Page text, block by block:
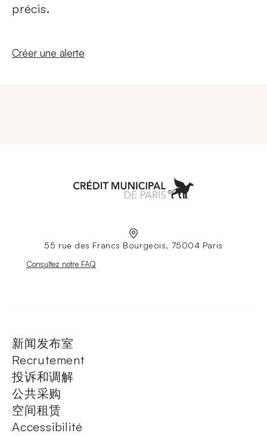
précis.
Nouvelle fenêtre
Créer une alerte
55 rue des Francs Bourgeois, 75004 Paris
Nouvelle fenêtre
Consultez notre FAQ
新闻发布室
Recrutement
投诉和调解
公共采购
空间租赁
Accessibilité